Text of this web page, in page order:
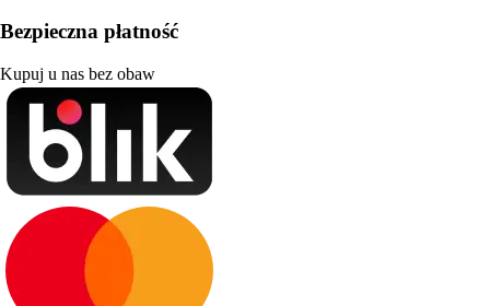
Bezpieczna płatność
Kupuj u nas bez obaw